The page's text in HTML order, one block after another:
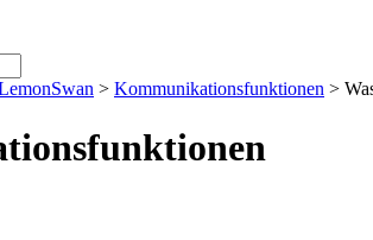
> Kommunikationsfunktionen >